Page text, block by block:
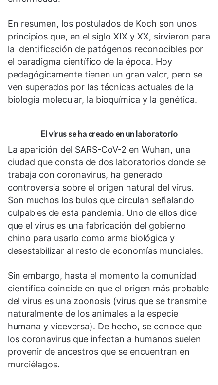
En resumen, los postulados de Koch son unos
principios que, en el siglo XIX y XX, sirvieron para
la identificación de patógenos reconocibles por
el paradigma científico de la época. Hoy
pedagógicamente tienen un gran valor, pero se
ven superados por las técnicas actuales de la
biología molecular, la bioquímica y la genética.
El virus se ha creado en un laboratorio
La aparición del SARS-CoV-2 en Wuhan, una
ciudad que consta de dos laboratorios donde se
trabaja con coronavirus, ha generado
controversia sobre el origen natural del virus.
Son muchos los bulos que circulan señalando
culpables de esta pandemia. Uno de ellos dice
que el virus es una fabricación del gobierno
chino para usarlo como arma biológica y
desestabilizar al resto de economías mundiales.
Sin embargo, hasta el momento la comunidad
científica coincide en que el origen más probable
del virus es una zoonosis (virus que se transmite
naturalmente de los animales a la especie
humana y viceversa). De hecho, se conoce que
los coronavirus que infectan a humanos suelen
provenir de ancestros que se encuentran en
murciélagos.